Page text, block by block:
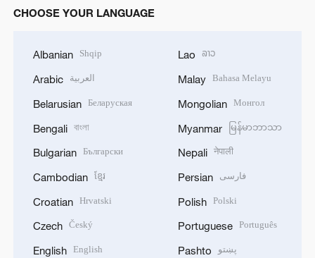
CHOOSE YOUR LANGUAGE
Albanian Shqip
Arabic العربية
Belarusian Беларуская
Bengali বাংলা
Bulgarian Български
Cambodian ខ្មែរ
Croatian Hrvatski
Czech Český
English English
Lao ລາວ
Malay Bahasa Melayu
Mongolian Монгол
Myanmar မြန်မာဘာသာ
Nepali नेपाली
Persian فارسی
Polish Polski
Portuguese Português
Pashto پښتو